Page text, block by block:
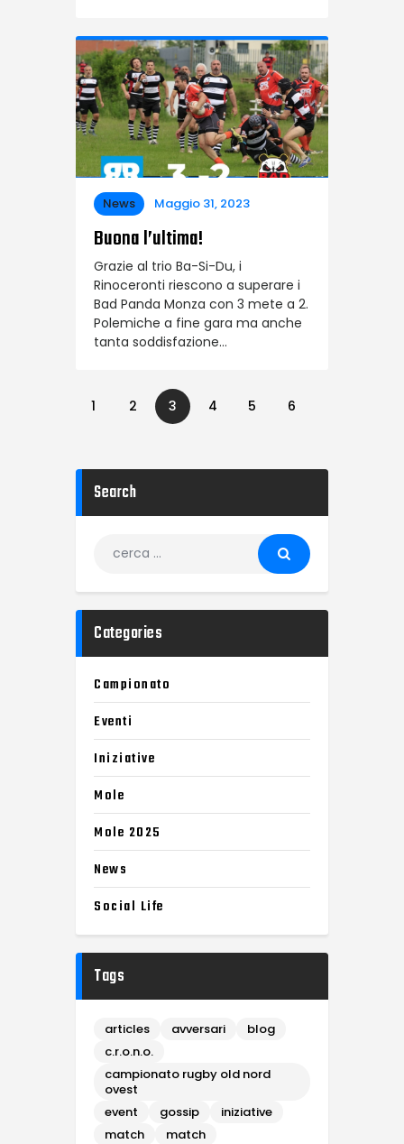
News Maggio 31, 2023
Buona l’ultima!
Grazie al trio Ba-Si-Du, i
Rinoceronti riescono a superare i
Bad Panda Monza con 3 mete a 2.
Polemiche a fine gara ma anche
tanta soddisfazione…
1 2 3 4 5 6
Search
Categories
Campionato
Eventi
Iniziative
Mole
Mole 2025
News
Social Life
Tags
articles avversari
blog
c.r.o.n.o.
campionato rugby old nord
ovest
event
gossip
iniziative
match
match